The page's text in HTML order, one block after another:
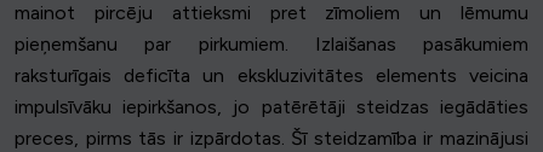
mainot pircēju attieksmi pret zīmoliem un lēmumu
pieņemšanu par pirkumiem. Izlaišanas pasākumiem
raksturīgais deficīta un ekskluzivitātes elements veicina
impulsīvāku iepirkšanos, jo patērētāji steidzas iegādāties
preces, pirms tās ir izpārdotas. Šī steidzamība ir mazinājusi